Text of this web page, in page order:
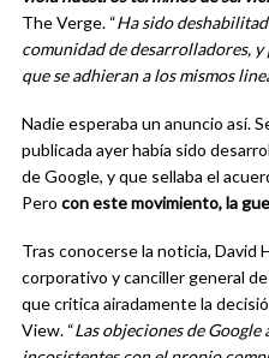
The Verge. “Ha sido
comunidad de desarrolladores,
que se adhieran a los mismos
Nadie esperaba un anuncio así.
publicada ayer había sido
de Google, y que sellaba el
Pero con este movimiento, la
Tras conocerse la noticia, David
corporativo y canciller general
que critica airadamente la
View. “Las objeciones de